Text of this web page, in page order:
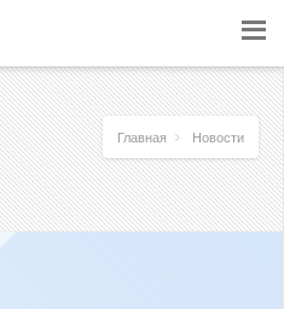
Главная Новости